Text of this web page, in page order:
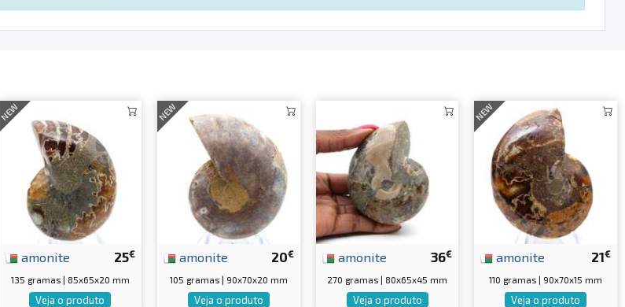
NEW
25€
amonite
135 gramas | 85x65x20 mm
Veja o produto
NEW
20€
amonite
105 gramas | 90x70x20 mm
Veja o produto
36€
amonite
270 gramas | 80x65x45 mm
Veja o produto
NEW
21€
amonite
110 gramas | 90x70x15 mm
Veja o produto